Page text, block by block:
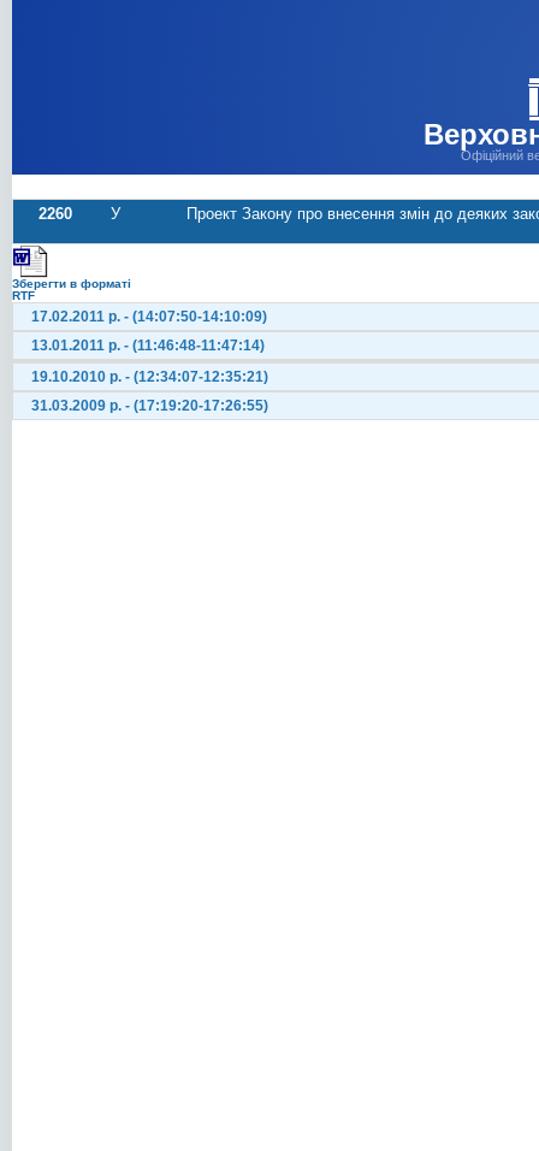
Офіційний
2260 У Проект Закону про внесення змін до деяких
Зберегти в форматі
RTF
17.02.2011 р. - (14:07:50-14:10:09)
13.01.2011 р. - (11:46:48-11:47:14)
19.10.2010 р. - (12:34:07-12:35:21)
31.03.2009 р. - (17:19:20-17:26:55)